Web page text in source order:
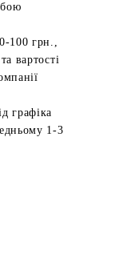
100 грн.,
вартості
графіка
1-3